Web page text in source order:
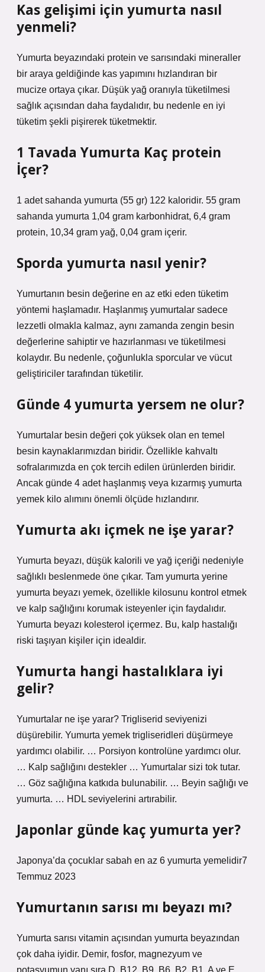
Kas gelişimi için yumurta nasıl
yenmeli?
Yumurta beyazındaki protein ve sarısındaki mineraller
bir araya geldiğinde kas yapımını hızlandıran bir
mucize ortaya çıkar. Düşük yağ oranıyla tüketilmesi
sağlık açısından daha faydalıdır, bu nedenle en iyi
tüketim şekli pişirerek tüketmektir.
1 Tavada Yumurta Kaç protein
İçer?
1 adet sahanda yumurta (55 gr) 122 kaloridir. 55 gram
sahanda yumurta 1,04 gram karbonhidrat, 6,4 gram
protein, 10,34 gram yağ, 0,04 gram içerir.
Sporda yumurta nasıl yenir?
Yumurtanın besin değerine en az etki eden tüketim
yöntemi haşlamadır. Haşlanmış yumurtalar sadece
lezzetli olmakla kalmaz, aynı zamanda zengin besin
değerlerine sahiptir ve hazırlanması ve tüketilmesi
kolaydır. Bu nedenle, çoğunlukla sporcular ve vücut
geliştiriciler tarafından tüketilir.
Günde 4 yumurta yersem ne olur?
Yumurtalar besin değeri çok yüksek olan en temel
besin kaynaklarımızdan biridir. Özellikle kahvaltı
sofralarımızda en çok tercih edilen ürünlerden biridir.
Ancak günde 4 adet haşlanmış veya kızarmış yumurta
yemek kilo alımını önemli ölçüde hızlandırır.
Yumurta akı içmek ne işe yarar?
Yumurta beyazı, düşük kalorili ve yağ içeriği nedeniyle
sağlıklı beslenmede öne çıkar. Tam yumurta yerine
yumurta beyazı yemek, özellikle kilosunu kontrol etmek
ve kalp sağlığını korumak isteyenler için faydalıdır.
Yumurta beyazı kolesterol içermez. Bu, kalp hastalığı
riski taşıyan kişiler için idealdir.
Yumurta hangi hastalıklara iyi
gelir?
Yumurtalar ne işe yarar? Trigliserid seviyenizi
düşürebilir. Yumurta yemek trigliseridleri düşürmeye
yardımcı olabilir. … Porsiyon kontrolüne yardımcı olur.
… Kalp sağlığını destekler … Yumurtalar sizi tok tutar.
… Göz sağlığına katkıda bulunabilir. … Beyin sağlığı ve
yumurta. … HDL seviyelerini artırabilir.
Japonlar günde kaç yumurta yer?
Japonya’da çocuklar sabah en az 6 yumurta yemelidir7
Temmuz 2023
Yumurtanın sarısı mı beyazı mı?
Yumurta sarısı vitamin açısından yumurta beyazından
çok daha iyidir. Demir, fosfor, magnezyum ve
potasyumun yanı sıra D, B12, B9, B6, B2, B1, A ve E